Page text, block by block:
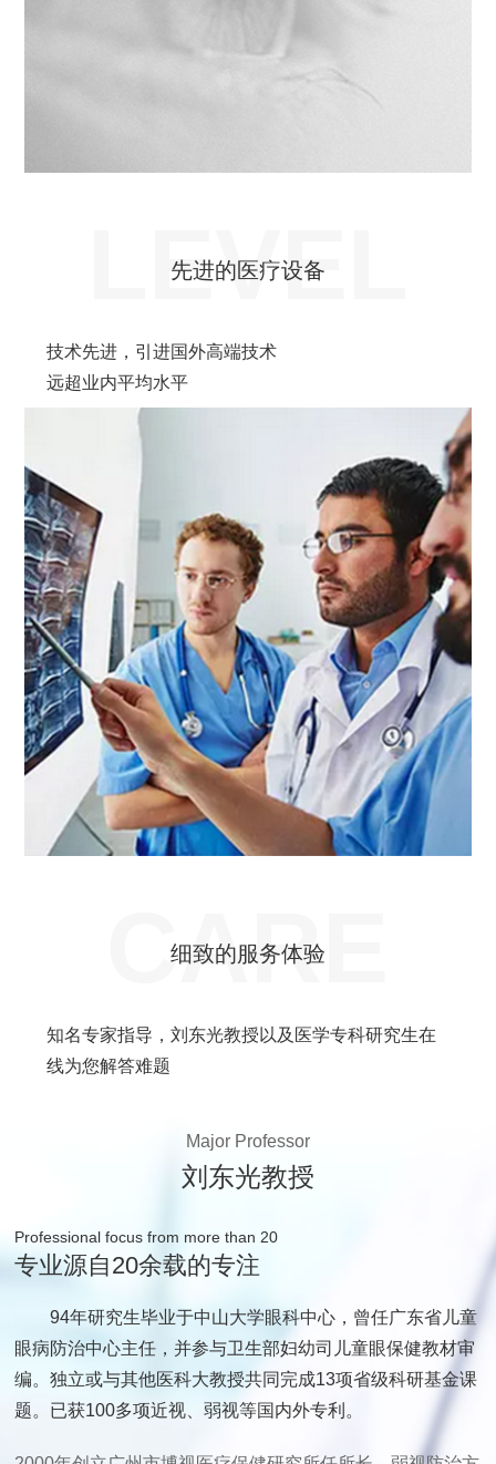
LEVEL
先进的医疗设备
技术先进，引进国外高端技术
远超业内平均水平
CARE
细致的服务体验
知名专家指导，刘东光教授以及医学专科研究生在
线为您解答难题
Major Professor
刘东光教授
Professional focus from more than 20
专业源自20余载的专注
94年研究生毕业于中山大学眼科中心，曾任广东省儿童
眼病防治中心主任，并参与卫生部妇幼司儿童眼保健教材审
编。独立或与其他医科大教授共同完成13项省级科研基金课
题。已获100多项近视、弱视等国内外专利。